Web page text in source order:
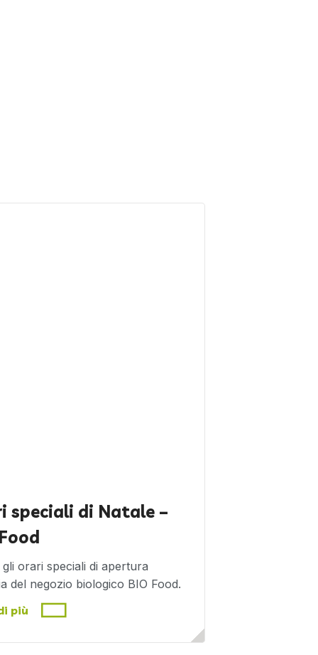
speciali di Natale –
orari speciali di apertura
del negozio biologico BIO Food.
più